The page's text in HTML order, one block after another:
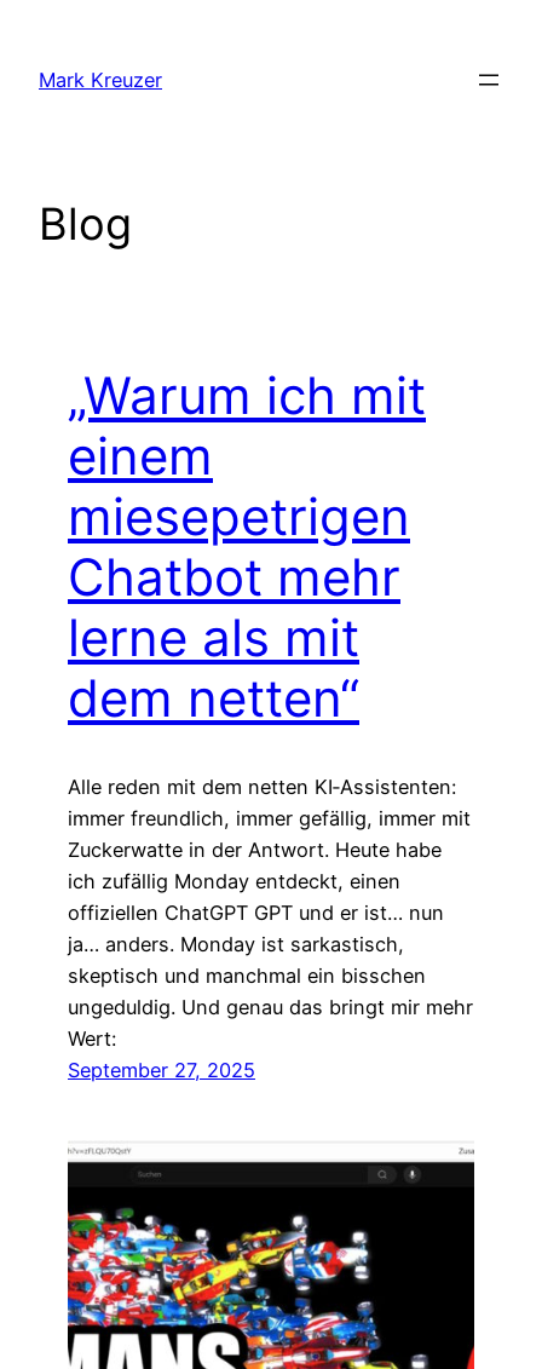
springen
Mark Kreuzer
Blog
„Warum ich mit
einem
miesepetrigen
Chatbot mehr
lerne als mit
dem netten“
Alle reden mit dem netten KI‑Assistenten:
immer freundlich, immer gefällig, immer mit
Zuckerwatte in der Antwort. Heute habe
ich zufällig Monday entdeckt, einen
offiziellen ChatGPT GPT und er ist… nun
ja… anders. Monday ist sarkastisch,
skeptisch und manchmal ein bisschen
ungeduldig. Und genau das bringt mir mehr
Wert:
September 27, 2025